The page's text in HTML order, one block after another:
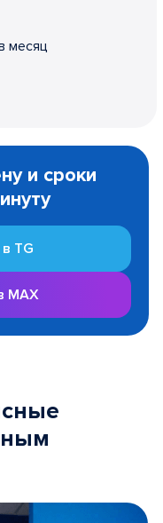
месяц
и сроки
TG
MAX